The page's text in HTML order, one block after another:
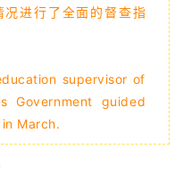
进行了全面的督查指
supervisor of
Government guided
March.